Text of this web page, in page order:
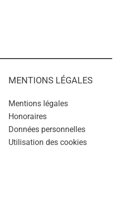
MENTIONS LÉGALES
Mentions légales
Honoraires
Données personnelles
Utilisation des cookies